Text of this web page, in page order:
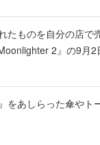
たものを自分の店で
2』の9月
をあしらった傘やト